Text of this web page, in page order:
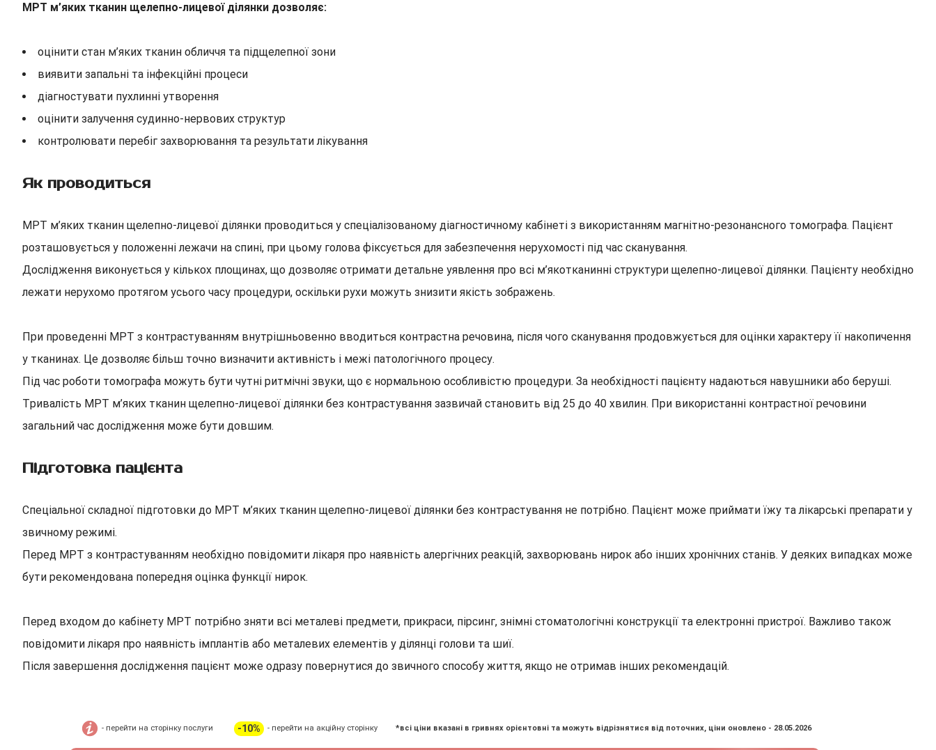
МРТ м’яких тканин щелепно-лицевої ділянки дозволяє:
оцінити стан м’яких тканин обличчя та підщелепної зони
виявити запальні та інфекційні процеси
діагностувати пухлинні утворення
оцінити залучення судинно-нервових структур
контролювати перебіг захворювання та результати лікування
Як проводиться
МРТ м’яких тканин щелепно-лицевої ділянки проводиться у спеціалізованому діагностичному кабінеті з використанням магнітно-резонансного томографа. Пацієнт
розташовується у положенні лежачи на спині, при цьому голова фіксується для забезпечення нерухомості під час сканування.
Дослідження виконується у кількох площинах, що дозволяє отримати детальне уявлення про всі м’якотканинні структури щелепно-лицевої ділянки. Пацієнту необхідно
лежати нерухомо протягом усього часу процедури, оскільки рухи можуть знизити якість зображень.
При проведенні МРТ з контрастуванням внутрішньовенно вводиться контрастна речовина, після чого сканування продовжується для оцінки характеру її накопичення
у тканинах. Це дозволяє більш точно визначити активність і межі патологічного процесу.
Під час роботи томографа можуть бути чутні ритмічні звуки, що є нормальною особливістю процедури. За необхідності пацієнту надаються навушники або беруші.
Тривалість МРТ м’яких тканин щелепно-лицевої ділянки без контрастування зазвичай становить від 25 до 40 хвилин. При використанні контрастної речовини
загальний час дослідження може бути довшим.
Підготовка пацієнта
Спеціальної складної підготовки до МРТ м’яких тканин щелепно-лицевої ділянки без контрастування не потрібно. Пацієнт може приймати їжу та лікарські препарати у
звичному режимі.
Перед МРТ з контрастуванням необхідно повідомити лікаря про наявність алергічних реакцій, захворювань нирок або інших хронічних станів. У деяких випадках може
бути рекомендована попередня оцінка функції нирок.
Перед входом до кабінету МРТ потрібно зняти всі металеві предмети, прикраси, пірсинг, знімні стоматологічні конструкції та електронні пристрої. Важливо також
повідомити лікаря про наявність імплантів або металевих елементів у ділянці голови та шиї.
Після завершення дослідження пацієнт може одразу повернутися до звичного способу життя, якщо не отримав інших рекомендацій.
- перейти на сторінку послуги -10% - перейти на акційну сторінку *всі ціни вказані в гривнях орієнтовні та можуть відрізнятися від поточних, ціни оновлено - 28.05.2026